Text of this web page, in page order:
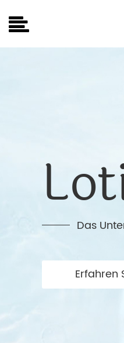
Das
Erfahren